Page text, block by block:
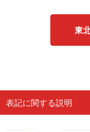
東
表記に関する説明